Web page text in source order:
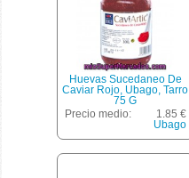
Huevas Sucedaneo De
Caviar Rojo, Ubago, Tarro
75 G
Precio medio:
1.85 €
Ubago